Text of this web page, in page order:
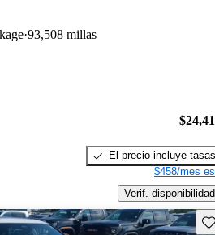
93,508 millas
El precio incluye tasas
$458/mes
Verif. disponibilidad